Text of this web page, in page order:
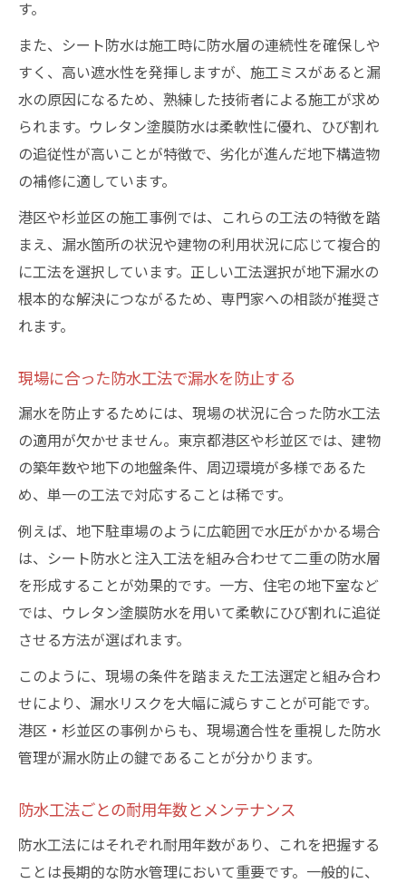
す。
また、シート防水は施工時に防水層の連続性を確保しや
すく、高い遮水性を発揮しますが、施工ミスがあると漏
水の原因になるため、熟練した技術者による施工が求め
られます。ウレタン塗膜防水は柔軟性に優れ、ひび割れ
の追従性が高いことが特徴で、劣化が進んだ地下構造物
の補修に適しています。
港区や杉並区の施工事例では、これらの工法の特徴を踏
まえ、漏水箇所の状況や建物の利用状況に応じて複合的
に工法を選択しています。正しい工法選択が地下漏水の
根本的な解決につながるため、専門家への相談が推奨さ
れます。
現場に合った防水工法で漏水を防止する
漏水を防止するためには、現場の状況に合った防水工法
の適用が欠かせません。東京都港区や杉並区では、建物
の築年数や地下の地盤条件、周辺環境が多様であるた
め、単一の工法で対応することは稀です。
例えば、地下駐車場のように広範囲で水圧がかかる場合
は、シート防水と注入工法を組み合わせて二重の防水層
を形成することが効果的です。一方、住宅の地下室など
では、ウレタン塗膜防水を用いて柔軟にひび割れに追従
させる方法が選ばれます。
このように、現場の条件を踏まえた工法選定と組み合わ
せにより、漏水リスクを大幅に減らすことが可能です。
港区・杉並区の事例からも、現場適合性を重視した防水
管理が漏水防止の鍵であることが分かります。
防水工法ごとの耐用年数とメンテナンス
防水工法にはそれぞれ耐用年数があり、これを把握する
ことは長期的な防水管理において重要です。一般的に、